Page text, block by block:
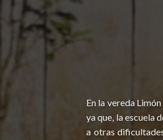
En la vereda
ya que, la escuela
a otras